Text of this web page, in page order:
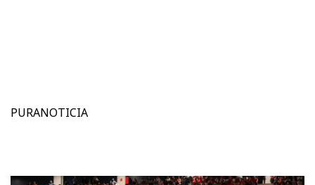
PURANOTICIA